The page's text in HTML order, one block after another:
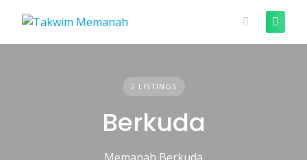
content
2 LISTINGS
Berkuda